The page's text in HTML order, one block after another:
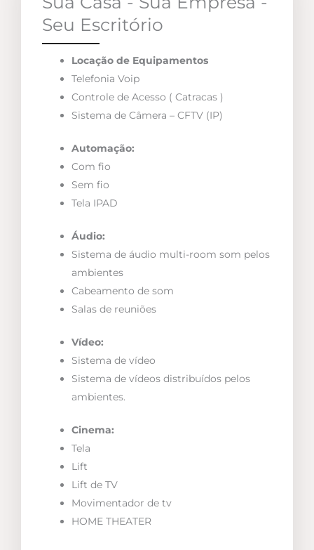
Seu Escritório
Locação de Equipamentos
Telefonia Voip
Controle de Acesso ( Catracas )
Sistema de Câmera – CFTV (IP)
Automação:
Com fio
Sem fio
Tela IPAD
Áudio:
Sistema de áudio multi-room som pelos
ambientes
Cabeamento de som
Salas de reuniões
Vídeo:
Sistema de vídeo
Sistema de vídeos distribuídos pelos
ambientes.
Cinema:
Tela
Lift
Lift de TV
Movimentador de tv
HOME THEATER